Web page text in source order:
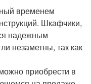
временем
Шкафчики,
надежным
незаметны, так как
приобрести в